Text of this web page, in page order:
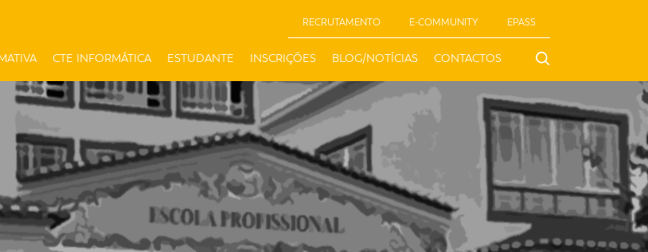
RECRUTAMENTO E-COMMUNITY EPASS
CTE INFORMÁTICA ESTUDANTE INSCRIÇÕES BLOG/NOTÍCIAS CONTACTOS